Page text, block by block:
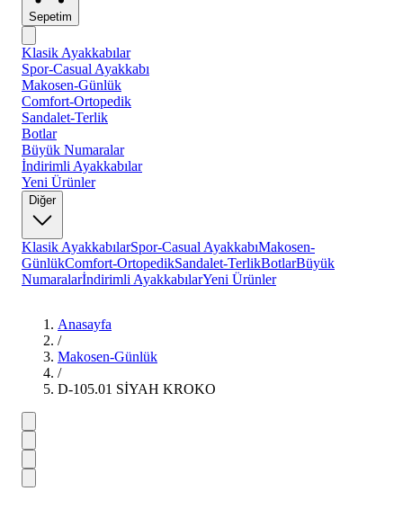
Sepetim
Klasik Ayakkabılar
Spor-Casual Ayakkabı
Makosen-Günlük
Comfort-Ortopedik
Sandalet-Terlik
Botlar
Büyük Numaralar
İndirimli Ayakkabılar
Yeni Ürünler
Diğer
Klasik AyakkabılarSpor-Casual AyakkabıMakosen-
GünlükComfort-OrtopedikSandalet-TerlikBotlarBüyük
Numaralarİndirimli AyakkabılarYeni Ürünler
Anasayfa
/
Makosen-Günlük
/
D-105.01 SİYAH KROKO